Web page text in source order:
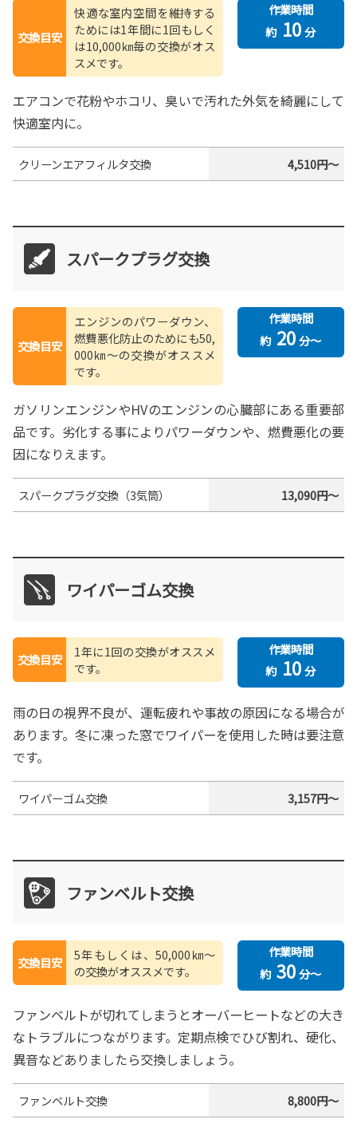
交換目安
快適な室内空間を維持する
ためには1年間に1回もしく
は10,000㎞毎の交換がオス
スメです。
作業時間
約 10 分
エアコンで花粉やホコリ、臭いで汚れた外気を綺麗にして
快適室内に。
クリーンエアフィルタ交換 4,510円～
スパークプラグ交換
交換目安
エンジンのパワーダウン、
燃費悪化防止のためにも50,
000㎞〜の交換がオススメ
です。
作業時間
約 20 分～
ガソリンエンジンやHVのエンジンの心臓部にある重要部
品です。劣化する事によりパワーダウンや、燃費悪化の要
因になりえます。
スパークプラグ交換（3気筒） 13,090円～
ワイパーゴム交換
交換目安
1年に1回の交換がオススメ
です。
作業時間
約 10 分
雨の日の視界不良が、運転疲れや事故の原因になる場合が
あります。冬に凍った窓でワイパーを使用した時は要注意
です。
ワイパーゴム交換 3,157円～
ファンベルト交換
交換目安
5年もしくは、50,000㎞〜
の交換がオススメです。
作業時間
約 30 分～
ファンベルトが切れてしまうとオーバーヒートなどの大き
なトラブルにつながります。定期点検でひび割れ、硬化、
異音などありましたら交換しましょう。
ファンベルト交換 8,800円～